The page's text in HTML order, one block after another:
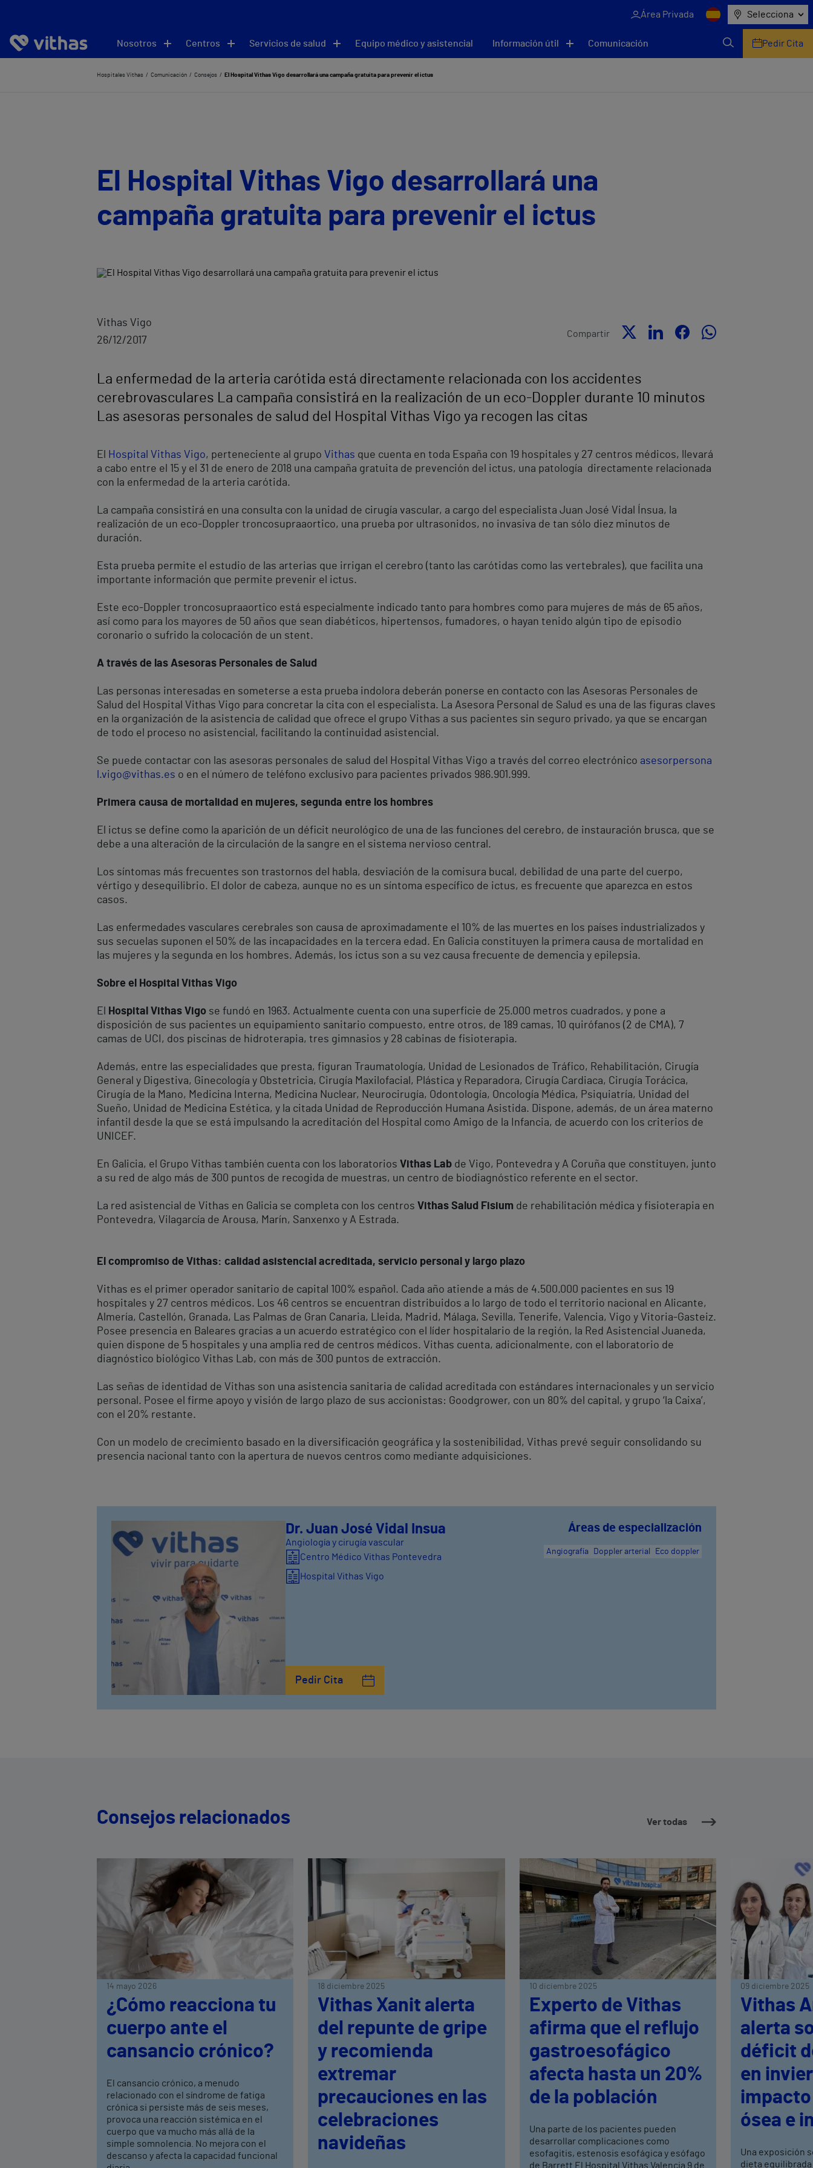
Área Privada Selecciona
Nosotros Centros Servicios de salud Equipo médico y asistencial Información útil Comunicación Pedir Cita
Hospitales Vithas Comunicación Consejos El Hospital Vithas Vigo desarrollará una campaña gratuita para prevenir el ictus
El Hospital Vithas Vigo desarrollará una
campaña gratuita para prevenir el ictus
Vithas Vigo
26/12/2017
Compartir
La enfermedad de la arteria carótida está directamente relacionada con los accidentes
cerebrovasculares La campaña consistirá en la realización de un eco-Doppler durante 10 minutos
Las asesoras personales de salud del Hospital Vithas Vigo ya recogen las citas
El Hospital Vithas Vigo, perteneciente al grupo Vithas que cuenta en toda España con 19 hospitales y 27 centros médicos, llevará
a cabo entre el 15 y el 31 de enero de 2018 una campaña gratuita de prevención del ictus, una patología directamente relacionada
con la enfermedad de la arteria carótida.
La campaña consistirá en una consulta con la unidad de cirugía vascular, a cargo del especialista Juan José Vidal Ínsua, la
realización de un eco-Doppler troncosupraaortico, una prueba por ultrasonidos, no invasiva de tan sólo diez minutos de
duración.
Esta prueba permite el estudio de las arterias que irrigan el cerebro (tanto las carótidas como las vertebrales), que facilita una
importante información que permite prevenir el ictus.
Este eco-Doppler troncosupraaortico está especialmente indicado tanto para hombres como para mujeres de más de 65 años,
así como para los mayores de 50 años que sean diabéticos, hipertensos, fumadores, o hayan tenido algún tipo de episodio
coronario o sufrido la colocación de un stent.
A través de las Asesoras Personales de Salud
Las personas interesadas en someterse a esta prueba indolora deberán ponerse en contacto con las Asesoras Personales de
Salud del Hospital Vithas Vigo para concretar la cita con el especialista. La Asesora Personal de Salud es una de las figuras claves
en la organización de la asistencia de calidad que ofrece el grupo Vithas a sus pacientes sin seguro privado, ya que se encargan
de todo el proceso no asistencial, facilitando la continuidad asistencial.
Se puede contactar con las asesoras personales de salud del Hospital Vithas Vigo a través del correo electrónico asesorpersona
l.vigo@vithas.es o en el número de teléfono exclusivo para pacientes privados 986.901.999.
Primera causa de mortalidad en mujeres, segunda entre los hombres
El ictus se define como la aparición de un déficit neurológico de una de las funciones del cerebro, de instauración brusca, que se
debe a una alteración de la circulación de la sangre en el sistema nervioso central.
Los síntomas más frecuentes son trastornos del habla, desviación de la comisura bucal, debilidad de una parte del cuerpo,
vértigo y desequilibrio. El dolor de cabeza, aunque no es un síntoma específico de ictus, es frecuente que aparezca en estos
casos.
Las enfermedades vasculares cerebrales son causa de aproximadamente el 10% de las muertes en los países industrializados y
sus secuelas suponen el 50% de las incapacidades en la tercera edad. En Galicia constituyen la primera causa de mortalidad en
las mujeres y la segunda en los hombres. Además, los ictus son a su vez causa frecuente de demencia y epilepsia.
Sobre el Hospital Vithas Vigo
El Hospital Vithas Vigo se fundó en 1963. Actualmente cuenta con una superficie de 25.000 metros cuadrados, y pone a
disposición de sus pacientes un equipamiento sanitario compuesto, entre otros, de 189 camas, 10 quirófanos (2 de CMA), 7
camas de UCI, dos piscinas de hidroterapia, tres gimnasios y 28 cabinas de fisioterapia.
Además, entre las especialidades que presta, figuran Traumatología, Unidad de Lesionados de Tráfico, Rehabilitación, Cirugía
General y Digestiva, Ginecología y Obstetricia, Cirugía Maxilofacial, Plástica y Reparadora, Cirugía Cardiaca, Cirugía Torácica,
Cirugía de la Mano, Medicina Interna, Medicina Nuclear, Neurocirugía, Odontología, Oncología Médica, Psiquiatría, Unidad del
Sueño, Unidad de Medicina Estética, y la citada Unidad de Reproducción Humana Asistida. Dispone, además, de un área materno
infantil desde la que se está impulsando la acreditación del Hospital como Amigo de la Infancia, de acuerdo con los criterios de
UNICEF.
En Galicia, el Grupo Vithas también cuenta con los laboratorios Vithas Lab de Vigo, Pontevedra y A Coruña que constituyen, junto
a su red de algo más de 300 puntos de recogida de muestras, un centro de biodiagnóstico referente en el sector.
La red asistencial de Vithas en Galicia se completa con los centros Vithas Salud Fisium de rehabilitación médica y fisioterapia en
Pontevedra, Vilagarcía de Arousa, Marín, Sanxenxo y A Estrada.
El compromiso de Vithas: calidad asistencial acreditada, servicio personal y largo plazo
Vithas es el primer operador sanitario de capital 100% español. Cada año atiende a más de 4.500.000 pacientes en sus 19
hospitales y 27 centros médicos. Los 46 centros se encuentran distribuidos a lo largo de todo el territorio nacional en Alicante,
Almería, Castellón, Granada, Las Palmas de Gran Canaria, Lleida, Madrid, Málaga, Sevilla, Tenerife, Valencia, Vigo y Vitoria-Gasteiz.
Posee presencia en Baleares gracias a un acuerdo estratégico con el líder hospitalario de la región, la Red Asistencial Juaneda,
quien dispone de 5 hospitales y una amplia red de centros médicos. Vithas cuenta, adicionalmente, con el laboratorio de
diagnóstico biológico Vithas Lab, con más de 300 puntos de extracción.
Las señas de identidad de Vithas son una asistencia sanitaria de calidad acreditada con estándares internacionales y un servicio
personal. Posee el firme apoyo y visión de largo plazo de sus accionistas: Goodgrower, con un 80% del capital, y grupo ‘la Caixa’,
con el 20% restante.
Con un modelo de crecimiento basado en la diversificación geográfica y la sostenibilidad, Vithas prevé seguir consolidando su
presencia nacional tanto con la apertura de nuevos centros como mediante adquisiciones.
Dr. Juan José Vidal Insua
Angiología y cirugía vascular
Centro Médico Vithas Pontevedra
Hospital Vithas Vigo
Pedir Cita
Áreas de especialización
Angiografía Doppler arterial Eco doppler
Consejos relacionados Ver todas
14 mayo 2026
¿Cómo reacciona tu
cuerpo ante el
cansancio crónico?
El cansancio crónico, a menudo
relacionado con el síndrome de fatiga
crónica si persiste más de seis meses,
provoca una reacción sistémica en el
cuerpo que va mucho más allá de la
simple somnolencia. No mejora con el
descanso y afecta la capacidad funcional
18 diciembre 2025
Vithas Xanit alerta
del repunte de gripe
y recomienda
extremar
precauciones en las
celebraciones
navideñas
10 diciembre 2025
Experto de Vithas
afirma que el reflujo
gastroesofágico
afecta hasta un 20%
de la población
Una parte de los pacientes pueden
desarrollar complicaciones como
esofagitis, estenosis esofágica y esófago
de Barrett El Hospital Vithas Valencia 9 de
09 diciembre 2025
Vithas
alerta
déficit
en
impacto
ósea e
Una exposición
dieta